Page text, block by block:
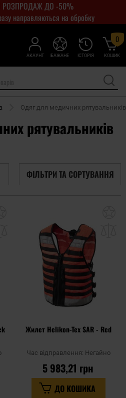
РОЗПРОДАЖ ДО -50%
направляються на обробку
АКАУНТ ІСТОРІЯ
БАЖАНЕ КОШИК
0
Одяг для медичних рятувальників
рятувальників
ФІЛЬТРИ ТА СОРТУВАННЯ
уподобань
Жилет Helikon-Tex SAR - Red
Час відправлення: Негайно
5 983,21 грн
ДО КОШИКА